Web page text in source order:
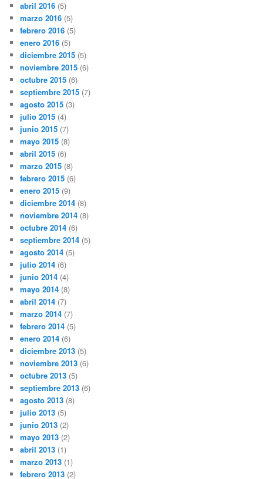
abril 2016 (5)
marzo 2016 (5)
febrero 2016 (5)
enero 2016 (5)
diciembre 2015 (5)
noviembre 2015 (6)
octubre 2015 (6)
septiembre 2015 (7)
agosto 2015 (3)
julio 2015 (4)
junio 2015 (7)
mayo 2015 (8)
abril 2015 (6)
marzo 2015 (8)
febrero 2015 (6)
enero 2015 (9)
diciembre 2014 (8)
noviembre 2014 (8)
octubre 2014 (6)
septiembre 2014 (5)
agosto 2014 (5)
julio 2014 (6)
junio 2014 (4)
mayo 2014 (8)
abril 2014 (7)
marzo 2014 (7)
febrero 2014 (5)
enero 2014 (6)
diciembre 2013 (5)
noviembre 2013 (6)
octubre 2013 (5)
septiembre 2013 (6)
agosto 2013 (8)
julio 2013 (5)
junio 2013 (2)
mayo 2013 (2)
abril 2013 (1)
marzo 2013 (1)
febrero 2013 (2)